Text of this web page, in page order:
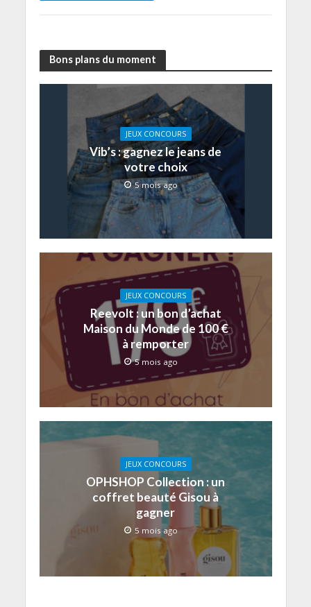
Bons plans du moment
JEUX CONCOURS
Vib’s : gagnez le jeans de
votre choix
5 mois ago
JEUX CONCOURS
Reevolt : un bon d’achat
Maison du Monde de 100 €
à remporter
5 mois ago
JEUX CONCOURS
OPHSHOP Collection : un
coffret beauté Gisou à
gagner
5 mois ago